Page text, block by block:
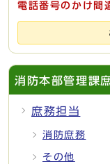
電話番号のかけ間
消防本部管理課
庶務担当
消防庶務
その他